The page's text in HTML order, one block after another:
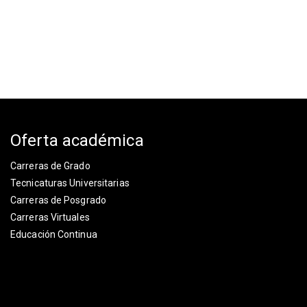
Oferta académica
Carreras de Grado
Tecnicaturas Universitarias
Carreras de Posgrado
Carreras Virtuales
Educación Continua